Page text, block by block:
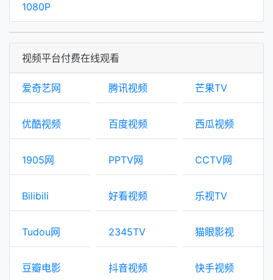
1080P
视频平台付费在线观看
爱奇艺网 腾讯视频 芒果TV
优酷视频 百度视频 西瓜视频
1905网 PPTV网 CCTV网
Bilibili 好看视频 乐视TV
Tudou网 2345TV 猫眼影视
豆瓣电影 抖音视频 快手视频